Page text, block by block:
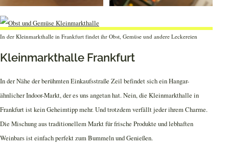
In der Kleinmarkthalle in Frankfurt findet ihr Obst, Gemüse und andere Leckereien
Kleinmarkthalle Frankfurt
In der Nähe der berühmten Einkaufsstraße Zeil befindet sich ein Hangar-
ähnlicher Indoor-Markt, der es uns angetan hat. Nein, die Kleinmarkthalle in
Frankfurt ist kein Geheimtipp mehr. Und trotzdem verfällt jeder ihrem Charme.
Die Mischung aus traditionellem Markt für frische Produkte und lebhaften
Weinbars ist einfach perfekt zum Bummeln und Genießen.